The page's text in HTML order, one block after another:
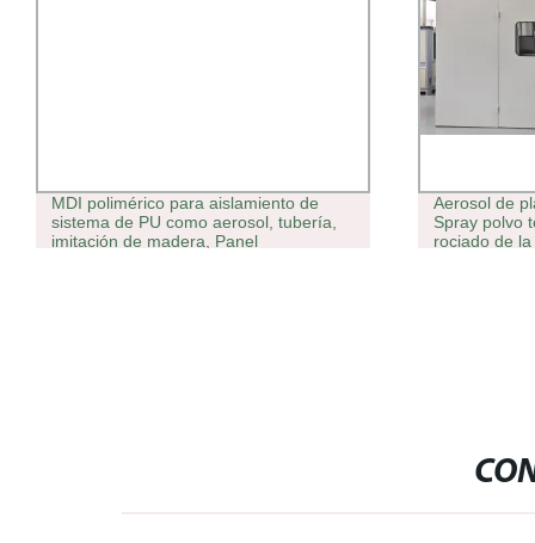
MDI polimérico para aislamiento de
sistema de PU como aerosol, tubería,
imitación de madera, Panel
Aerosol de
Spray polvo
rociado de